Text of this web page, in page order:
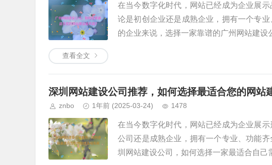
在当今数字化时代，网站已经成为企业展
论是初创企业还是成熟企业，拥有一个专
的企业来说，选择一家靠谱的广州网站建设
查看全文
深圳网站建设公司推荐，如何选择最适合您的网站
znbo 1年前 (2025-03-24) 1478
在当今数字化时代，网站已经成为企业展
公司还是成熟企业，拥有一个专业、功能
圳网站建设公司，如何选择一家最适合自己